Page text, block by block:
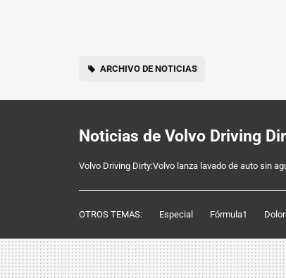
ARCHIVO DE NOTICIAS
Noticias de Volvo Driving
Volvo Driving Dirty:Volvo lanza lavado de auto sin
OTROS TEMAS: Especial Fórmula1